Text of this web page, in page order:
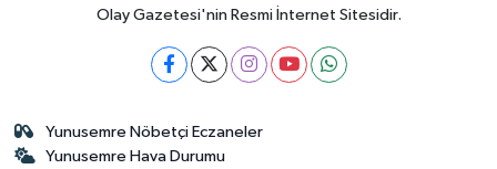
Olay Gazetesi'nin Resmi İnternet Sitesidir.
Yunusemre Nöbetçi Eczaneler
Yunusemre Hava Durumu